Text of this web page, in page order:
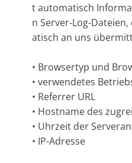
t automatisch
n Server-Log-
atisch an uns
• Browsertyp und
• verwendetes
• Referrer URL
• Hostname des
• Uhrzeit der
• IP-Adresse